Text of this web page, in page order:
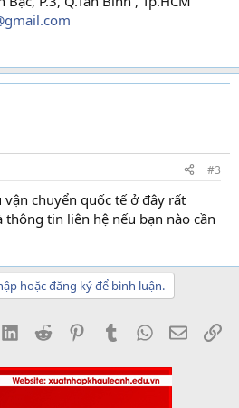
#3
chuyển quốc tế ở đây rất
thông tin liên hệ nếu bạn nào cần
hoặc đăng ký để bình luận.
LinkedInReddit PinterestTumblrWhatsApp
Email